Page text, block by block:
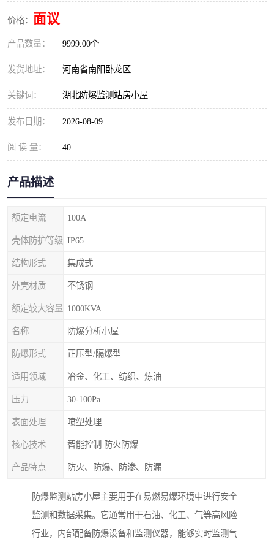
价格： 面议
产品数量： 9999.00个
发货地址： 河南省南阳卧龙区
关键词： 湖北防爆监测站房小屋
发布日期： 2026-08-09
阅 读 量： 40
产品描述
额定电流 100A
壳体防护等级 IP65
结构形式 集成式
外壳材质 不锈钢
额定较大容量 1000KVA
名称 防爆分析小屋
防爆形式 正压型/隔爆型
适用领域 冶金、化工、纺织、炼油
压力 30-100Pa
表面处理 喷塑处理
核心技术 智能控制 防火防爆
产品特点 防火、防爆、防渗、防漏
防爆监测站房小屋主要用于在易燃易爆环境中进行安全
监测和数据采集。它通常用于石油、化工、气等高风险
行业，内部配备防爆设备和监测仪器，能够实时监测气